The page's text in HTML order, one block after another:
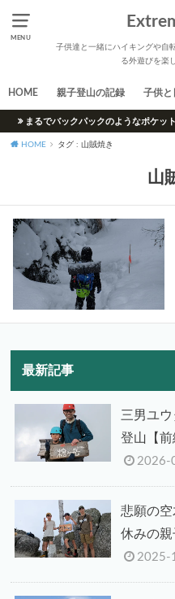
MENU
子供達と一緒にハイキングや自
る外遊びを楽
HOME 親子登山の記録 子供と
まるでバックパックのようなポケッ
HOME タグ : 山賊焼き
山
最新記事
三男ユ
登山【前
2026-
悲願の空
休みの親
2025-